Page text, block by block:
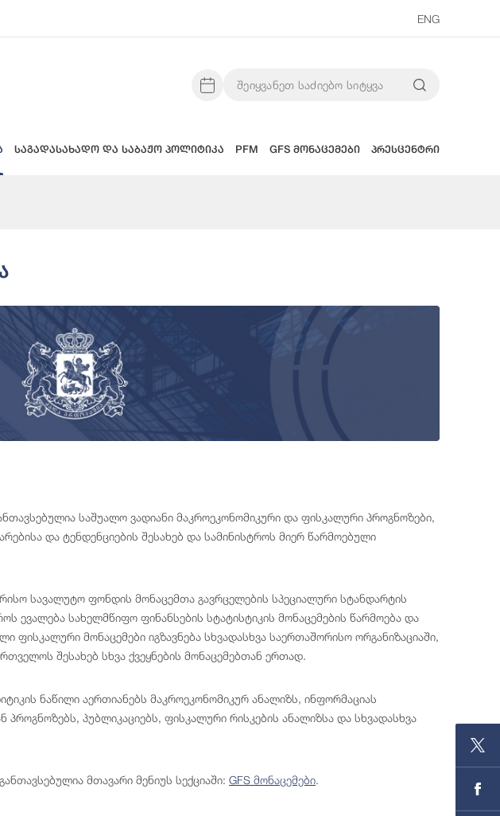
ENG
საგადასახადო და საბაჟო პოლიტიკა PFM GFS მონაცემები პრესცენტრი
საშუალო ვადიანი მაკროეკონომიკური და ფისკალური პროგნოზები,
და ტენდენციების შესახებ და სამინისტროს მიერ წარმოებული
სავალუტო ფონდის მონაცემთა გავრცელების სპეციალური სტანდარტის
ევალება სახელმწიფო ფინანსების სტატისტიკის მონაცემების წარმოება და
მონაცემები იგზავნება სხვადასხვა საერთაშორისო ორგანიზაციაში,
შესახებ სხვა ქვეყნების მონაცემებთან ერთად.
ნაწილი აერთიანებს მაკროეკონომიკურ ანალიზს, ინფორმაციას
პროგნოზებს, პუბლიკაციებს, ფისკალური რისკების ანალიზსა და სხვადასხვა
მთავარი მენიუს სექციაში: GFS მონაცემები.